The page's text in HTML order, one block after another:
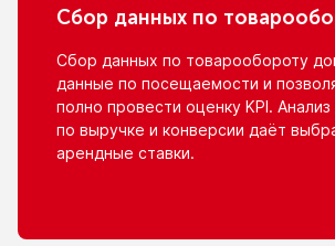
Сбор данных по
Сбор данных по товарообороту
данные по посещаемости и
полно провести оценку KPI.
по выручке и конверсии даёт
арендные ставки.